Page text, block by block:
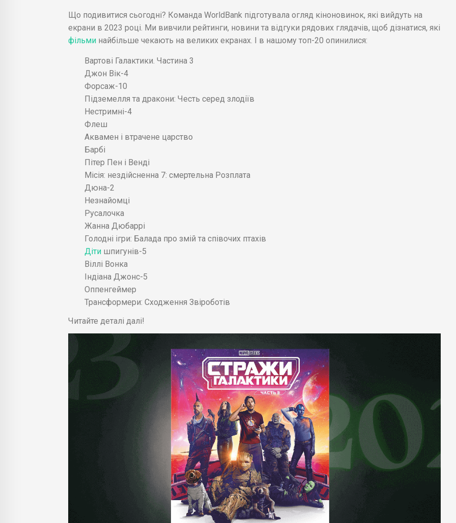
Що подивитися сьогодні? Команда WorldBank підготувала огляд кіноновинок, які вийдуть на
екрани в 2023 році. Ми вивчили рейтинги, новини та відгуки рядових глядачів, щоб дізнатися, які
фільми найбільше чекають на великих екранах. І в нашому топ-20 опинилися:
Вартові Галактики. Частина 3
Джон Вік-4
Форсаж-10
Підземелля та дракони: Честь серед злодіїв
Нестримні-4
Флеш
Аквамен і втрачене царство
Барбі
Пітер Пен і Венді
Місія: нездійсненна 7: смертельна Розплата
Дюна-2
Незнайомці
Русалочка
Жанна Дюбаррі
Голодні ігри: Балада про змій та співочих птахів
Дітишпигунів-5
Віллі Вонка
Індіана Джонс-5
Оппенгеймер
Трансформери: Сходження Звіроботів
Читайте деталі далі!
штучним інтелектом .
.
році .